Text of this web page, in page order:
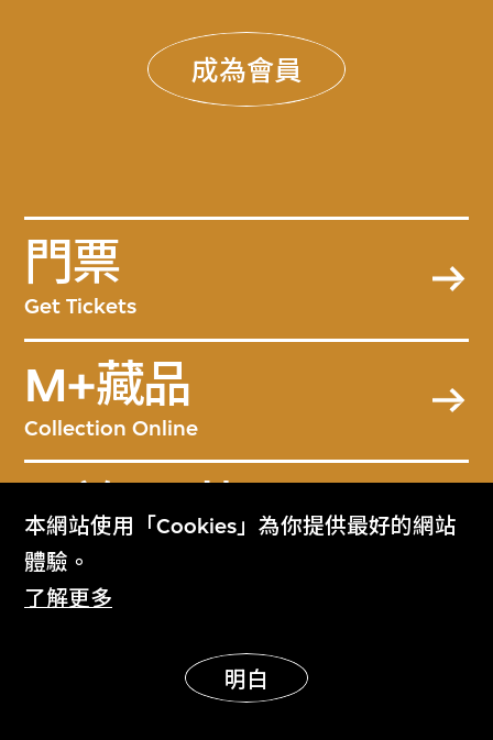
本網站使用「Cookies」為你提供最好的網站
體驗。
了解更多
明白
成為會員
門票
Get Tickets
M+藏品
Collection Online
關於M+藏品
About the Collection
M+雜誌